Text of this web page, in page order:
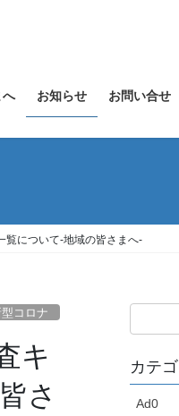
へ お知らせ お問い合せ
覧について-地域の皆さまへ-
型コロナ
キ
さ
カテ
Ad0